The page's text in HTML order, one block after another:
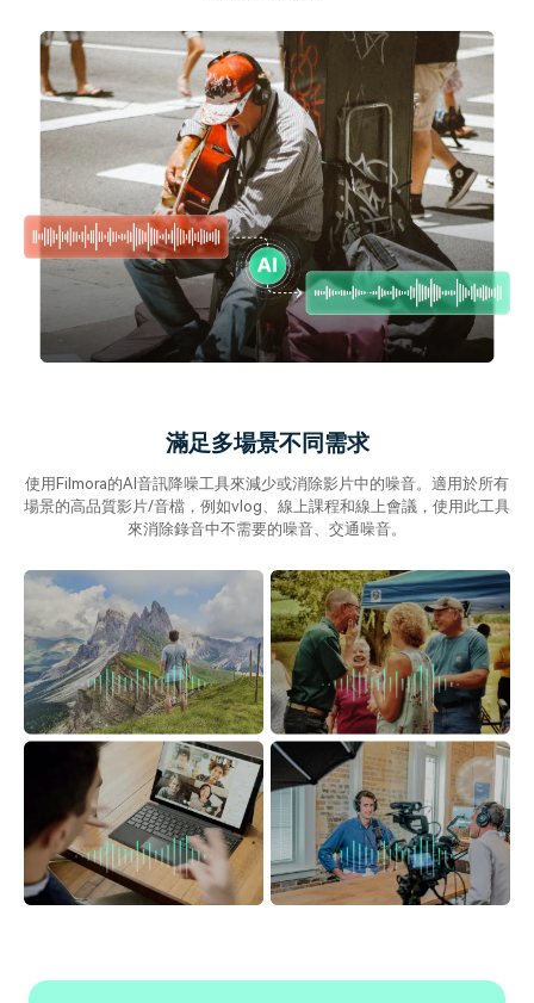
滿足多場景不同需求
使用Filmora的AI音訊降噪工具來減少或消除影片中的噪音。適用於所有
場景的高品質影片/音檔，例如vlog、線上課程和線上會議，使用此工具
來消除錄音中不需要的噪音、交通噪音。